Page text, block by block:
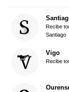
Recibe
Santiago
Vigo
Recibe